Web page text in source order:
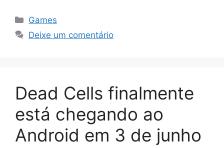
Categorias
Games
Deixe um comentário
Dead Cells finalmente
está chegando ao
Android em 3 de junho